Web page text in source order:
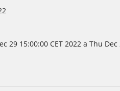
29 15:00:00 CET 2022 a Thu Dec